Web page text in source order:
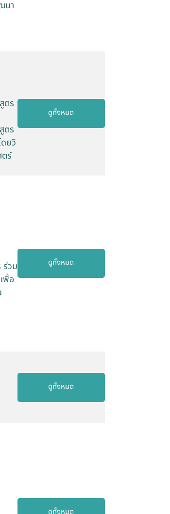
นา
ตร
ตร
ยวิ
ร์
ดูทั้งหมด
วม
พื่อ
ดูทั้งหมด
ดูทั้งหมด
ดูทั้งหมด